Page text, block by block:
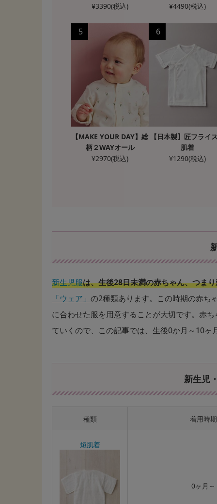
イオール（2wayオー
¥3390(税込)
¥4490(税込)
5
【MAKE YOUR DAY】総
柄２WAYオール
¥2970(税込)
6
【日本製】匠フライ
肌着
¥1290(税込)
新生児服は、生後28日未満の赤ちゃん、つま
「ウェア」 の2種類あります。この時期の赤ち
に合わせた服を用意することが大切です。赤
ていくので、この記事では、生後0か月～10
新生児
種類 着用時期
短肌着
0ヶ月～